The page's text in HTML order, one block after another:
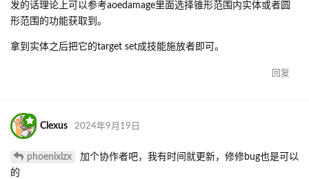
发的话理论上可以参考aoedamage里面选择锥形范围内实体或者圆
形范围的功能获取到。
拿到实体之后把它的target set成技能施放者即可。
回复
Clexus 2024年9月19日
phoenixlzx
加个协作者吧，我有时间就更新，修修bug也是可以
的